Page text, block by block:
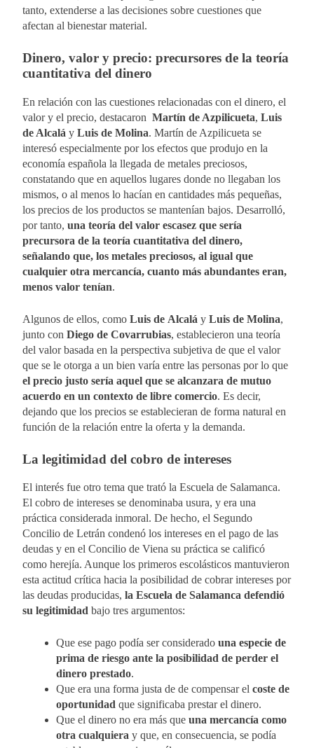
tanto, extenderse a las decisiones sobre cuestiones que
afectan al bienestar material.
Dinero, valor y precio: precursores de la teoría
cuantitativa del dinero
En relación con las cuestiones relacionadas con el dinero, el
valor y el precio, destacaron Martín de Azpilicueta, Luis
de Alcalá y Luis de Molina. Martín de Azpilicueta se
interesó especialmente por los efectos que produjo en la
economía española la llegada de metales preciosos,
constatando que en aquellos lugares donde no llegaban los
mismos, o al menos lo hacían en cantidades más pequeñas,
los precios de los productos se mantenían bajos. Desarrolló,
por tanto, una teoría del valor escasez que sería
precursora de la teoría cuantitativa del dinero,
señalando que, los metales preciosos, al igual que
cualquier otra mercancía, cuanto más abundantes eran,
menos valor tenían.
Algunos de ellos, como Luis de Alcalá y Luis de Molina,
junto con Diego de Covarrubias, establecieron una teoría
del valor basada en la perspectiva subjetiva de que el valor
que se le otorga a un bien varía entre las personas por lo que
el precio justo sería aquel que se alcanzara de mutuo
acuerdo en un contexto de libre comercio. Es decir,
dejando que los precios se establecieran de forma natural en
función de la relación entre la oferta y la demanda.
La legitimidad del cobro de intereses
El interés fue otro tema que trató la Escuela de Salamanca.
El cobro de intereses se denominaba usura, y era una
práctica considerada inmoral. De hecho, el Segundo
Concilio de Letrán condenó los intereses en el pago de las
deudas y en el Concilio de Viena su práctica se calificó
como herejía. Aunque los primeros escolásticos mantuvieron
esta actitud crítica hacia la posibilidad de cobrar intereses por
las deudas producidas, la Escuela de Salamanca defendió
su legitimidad bajo tres argumentos:
Que ese pago podía ser considerado una especie de
prima de riesgo ante la posibilidad de perder el
dinero prestado.
Que era una forma justa de de compensar el coste de
oportunidad que significaba prestar el dinero.
Que el dinero no era más que una mercancía como
otra cualquiera y que, en consecuencia, se podía